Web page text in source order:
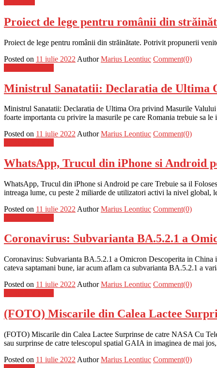
Proiect de lege pentru românii din
Proiect de lege pentru românii din străinătate. Potrivit propunerii
Posted on 11 iulie 2022 Author Marius Leontiuc Comment(0)
Ministrul Sanatatii: Declaratia de Ultima
Ministrul Sanatatii: Declaratia de Ultima Ora privind Masurile
foarte importanta cu privire la masurile pe care Romania trebuie sa
Posted on 11 iulie 2022Author Marius Leontiuc Comment(0)
WhatsApp, Trucul din iPhone si Android
WhatsApp, Trucul din iPhone si Android pe care Trebuie sa il
intreaga lume, cu peste 2 miliarde de utilizatori activi la nivel
Posted on 11 iulie 2022 Author Marius Leontiuc Comment(0)
Coronavirus: Subvarianta BA.5.2.1 a
Coronavirus: Subvarianta BA.5.2.1 a Omicron Descoperita in
cateva saptamani bune, iar acum aflam ca subvarianta BA.5.2.1 a
Posted on 11 iulie 2022 Author Marius Leontiuc Comment(0)
(FOTO) Miscarile din Calea Lactee
(FOTO) Miscarile din Calea Lactee Surprinse de catre NASA Cu
sau surprinse de catre telescopul spatial GAIA in imaginea de mai
Posted on 11 iulie 2022 Author Marius Leontiuc Comment(0)